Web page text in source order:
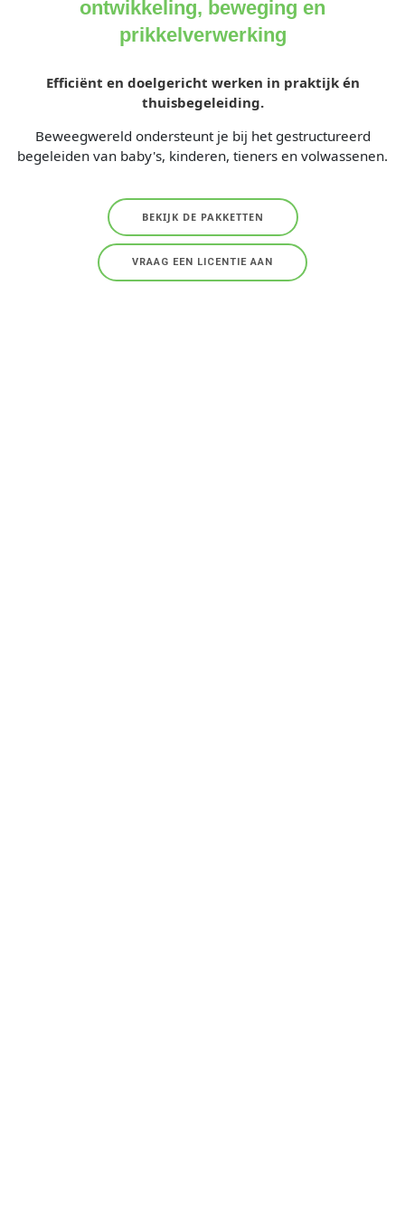
ontwikkeling, beweging en
prikkelverwerking
Efficiënt en doelgericht werken in praktijk én
thuisbegeleiding.
Beweegwereld ondersteunt je bij het gestructureerd
begeleiden van baby's, kinderen, tieners en volwassenen.
BEKIJK DE PAKKETTEN
VRAAG EEN LICENTIE AAN